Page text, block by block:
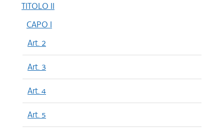
TITOLO II
CAPO I
Art. 2
Art. 3
Art. 4
Art. 5